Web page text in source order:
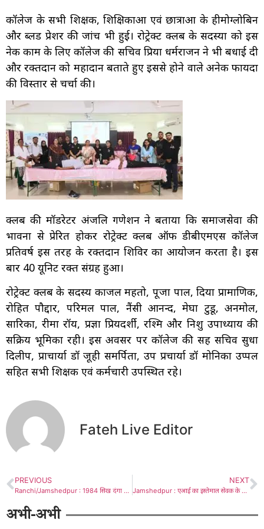
कॉलेज के सभी शिक्षक, शिक्षिकाओं एवं छात्राओं के हीमोग्लोबिन
और ब्लड प्रेशर की जांच भी हुई। रोट्रेक्ट क्लब के सदस्यों को इस
नेक काम के लिए कॉलेज की सचिव प्रिया धर्मराजन ने भी बधाई दी
और रक्तदान को महादान बताते हुए इससे होने वाले अनेक फायदों
की विस्तार से चर्चा की।
क्लब की मॉडरेटर अंजलि गणेशन ने बताया कि समाजसेवा की
भावना से प्रेरित होकर रोट्रेक्ट क्लब ऑफ डीबीएमएस कॉलेज
प्रतिवर्ष इस तरह के रक्तदान शिविर का आयोजन करता है। इस
बार 40 यूनिट रक्त संग्रह हुआ।
रोट्रेक्ट क्लब के सदस्य काजल महतो, पूजा पाल, दिया प्रामाणिक,
रोहित पौद्दार, परिमल पाल, नैंसी आनन्द, मेघा टुडू, अनमोल,
सारिका, रीमा रॉय, प्रज्ञा प्रियदर्शी, रश्मि और निशु उपाध्याय की
सक्रिय भूमिका रही। इस अवसर पर कॉलेज की सह सचिव सुधा
दिलीप, प्राचार्या डॉ जूही समर्पिता, उप प्रचार्या डॉ मोनिका उप्पल
सहित सभी शिक्षक एवं कर्मचारी उपस्थित रहे।
Fateh Live Editor
PREVIOUS
Ranchi/Jamshedpur : 1984 सिख दंगा मामला – रिटायर्ड जस्टिस गौतम कुमार चौधरी की अध्यक्षता में वन मैन कमीशन गठित
NEXT
Jamshedpur : एआई का इस्तेमाल सेवक के रुप में करें : सरयू राय
अभी-अभी